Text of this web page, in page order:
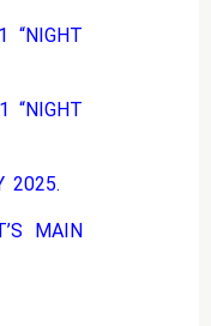
“NIGHT
“NIGHT
2025.
MAIN